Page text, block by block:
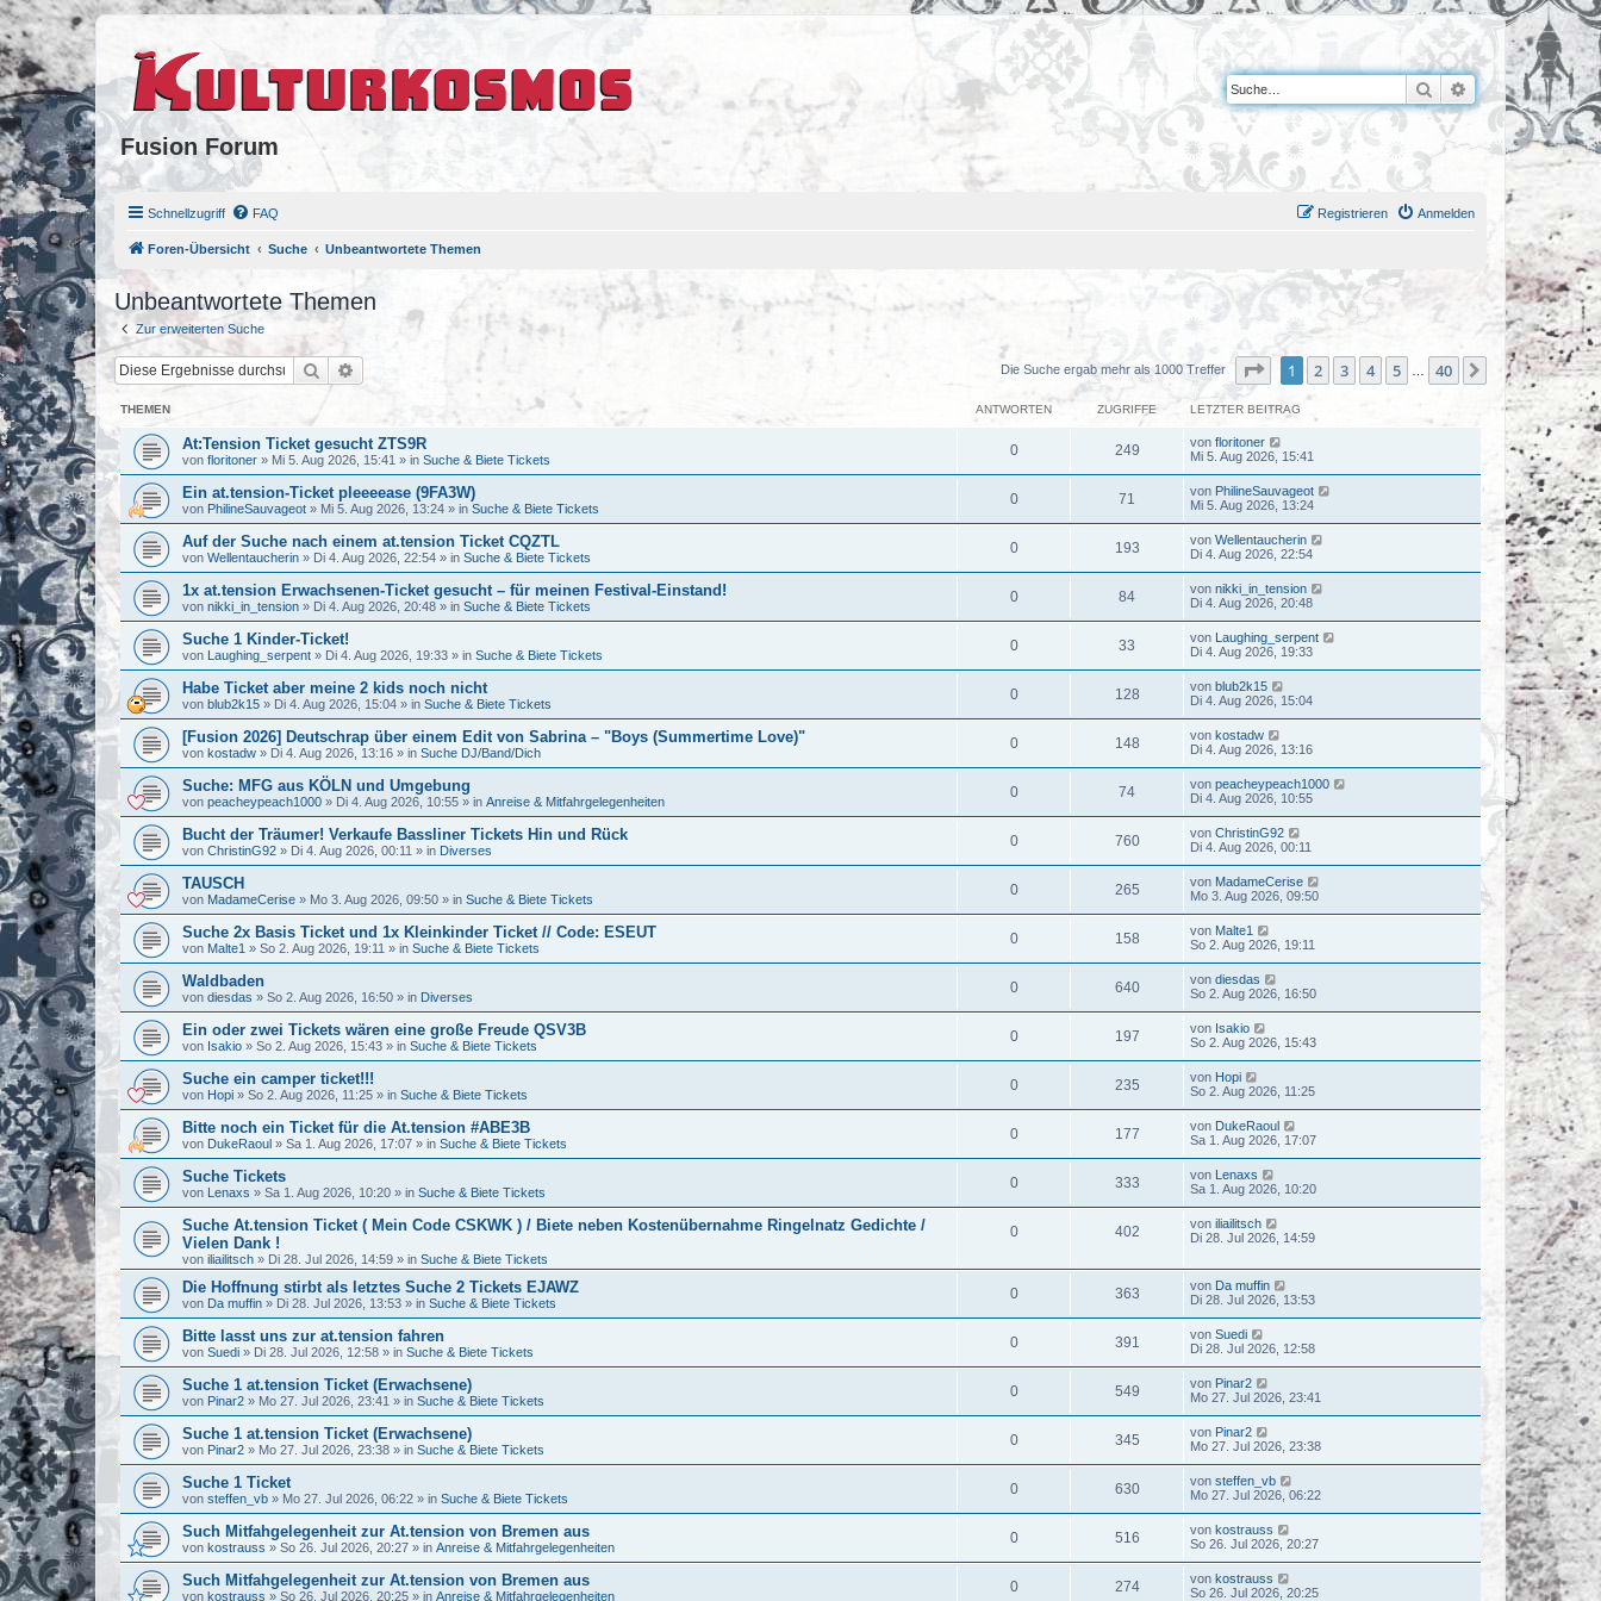
Fusion Forum
Suche Erweiterte Suche
Schnellzugriff FAQ Anmelden
Registrieren
Foren-Übersicht Suche Unbeantwortete Themen
Unbeantwortete Themen
Zur erweiterten Suche
Suche Erweiterte Suche Die Suche ergab mehr als 1000 Treffer Seite von40
1 2 3 4 5 40 Nächste
THEMEN ANTWORTEN ZUGRIFFE LETZTER BEITRAG
At:Tension Ticket gesucht ZTS9R
von floritoner » Mi 5. Aug 2026, 15:41 » in Suche & Biete Tickets
0 249 von floritoner
Mi 5. Aug 2026, 15:41
Ein at.tension-Ticket pleeeease (9FA3W)
von PhilineSauvageot » Mi 5. Aug 2026, 13:24 » in Suche & Biete Tickets
0 71 von PhilineSauvageot
Mi 5. Aug 2026, 13:24
Auf der Suche nach einem at.tension Ticket CQZTL
von Wellentaucherin » Di 4. Aug 2026, 22:54 » in Suche & Biete Tickets
0 193 von Wellentaucherin
Di 4. Aug 2026, 22:54
1x at.tension Erwachsenen-Ticket gesucht – für meinen Festival-Einstand!
von nikki_in_tension » Di 4. Aug 2026, 20:48 » in Suche & Biete Tickets
0 84 von nikki_in_tension
Di 4. Aug 2026, 20:48
Suche 1 Kinder-Ticket!
von Laughing_serpent » Di 4. Aug 2026, 19:33 » in Suche & Biete Tickets
0 33 von Laughing_serpent
Di 4. Aug 2026, 19:33
Habe Ticket aber meine 2 kids noch nicht
von blub2k15 » Di 4. Aug 2026, 15:04 » in Suche & Biete Tickets
0 128 von blub2k15
Di 4. Aug 2026, 15:04
[Fusion 2026] Deutschrap über einem Edit von Sabrina – "Boys (Summertime Love)"
von kostadw » Di 4. Aug 2026, 13:16 » in Suche DJ/Band/Dich
0 148 von kostadw
Di 4. Aug 2026, 13:16
Suche: MFG aus KÖLN und Umgebung
von peacheypeach1000 » Di 4. Aug 2026, 10:55 » in Anreise & Mitfahrgelegenheiten
0 74 von peacheypeach1000
Di 4. Aug 2026, 10:55
Bucht der Träumer! Verkaufe Bassliner Tickets Hin und Rück
von ChristinG92 » Di 4. Aug 2026, 00:11 » in Diverses
0 760 von ChristinG92
Di 4. Aug 2026, 00:11
TAUSCH
von MadameCerise » Mo 3. Aug 2026, 09:50 » in Suche & Biete Tickets
0 265 von MadameCerise
Mo 3. Aug 2026, 09:50
Suche 2x Basis Ticket und 1x Kleinkinder Ticket // Code: ESEUT
von Malte1 » So 2. Aug 2026, 19:11 » in Suche & Biete Tickets
0 158 von Malte1
So 2. Aug 2026, 19:11
Waldbaden
von diesdas » So 2. Aug 2026, 16:50 » in Diverses
0 640 von diesdas
So 2. Aug 2026, 16:50
Ein oder zwei Tickets wären eine große Freude QSV3B
von Isakio » So 2. Aug 2026, 15:43 » in Suche & Biete Tickets
0 197 von Isakio
So 2. Aug 2026, 15:43
Suche ein camper ticket!!!
von Hopi » So 2. Aug 2026, 11:25 » in Suche & Biete Tickets
0 235 von Hopi
So 2. Aug 2026, 11:25
Bitte noch ein Ticket für die At.tension #ABE3B
von DukeRaoul » Sa 1. Aug 2026, 17:07 » in Suche & Biete Tickets
0 177 von DukeRaoul
Sa 1. Aug 2026, 17:07
Suche Tickets
von Lenaxs » Sa 1. Aug 2026, 10:20 » in Suche & Biete Tickets
0 333 von Lenaxs
Sa 1. Aug 2026, 10:20
Suche At.tension Ticket ( Mein Code CSKWK ) / Biete neben Kostenübernahme Ringelnatz Gedichte /
Vielen Dank !
von iliailitsch » Di 28. Jul 2026, 14:59 » in Suche & Biete Tickets
0 402 von iliailitsch
Di 28. Jul 2026, 14:59
Die Hoffnung stirbt als letztes Suche 2 Tickets EJAWZ
von Da muffin » Di 28. Jul 2026, 13:53 » in Suche & Biete Tickets
0 363 von Da muffin
Di 28. Jul 2026, 13:53
Bitte lasst uns zur at.tension fahren
von Suedi » Di 28. Jul 2026, 12:58 » in Suche & Biete Tickets
0 391 von Suedi
Di 28. Jul 2026, 12:58
Suche 1 at.tension Ticket (Erwachsene)
von Pinar2 » Mo 27. Jul 2026, 23:41 » in Suche & Biete Tickets
0 549 von Pinar2
Mo 27. Jul 2026, 23:41
Suche 1 at.tension Ticket (Erwachsene)
von Pinar2 » Mo 27. Jul 2026, 23:38 » in Suche & Biete Tickets
0 345 von Pinar2
Mo 27. Jul 2026, 23:38
Suche 1 Ticket
von steffen_vb » Mo 27. Jul 2026, 06:22 » in Suche & Biete Tickets
0 630 von steffen_vb
Mo 27. Jul 2026, 06:22
Such Mitfahgelegenheit zur At.tension von Bremen aus
von kostrauss » So 26. Jul 2026, 20:27 » in Anreise & Mitfahrgelegenheiten
0 516 von kostrauss
So 26. Jul 2026, 20:27
Such Mitfahgelegenheit zur At.tension von Bremen aus
von kostrauss » So 26. Jul 2026, 20:25 » in Anreise & Mitfahrgelegenheiten
0 274 von kostrauss
So 26. Jul 2026, 20:25